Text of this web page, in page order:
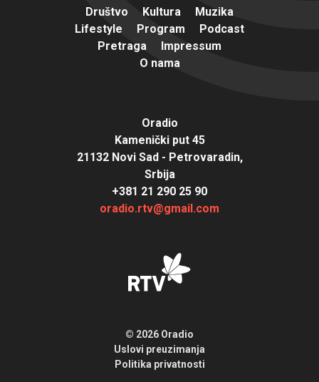
Društvo Kultura
Muzika
Lifestyle
Program
Podcast
Pretraga
Impressum
O nama
Oradio
Kamenički put 45
21132 Novi Sad - Petrovaradin,
Srbija
+381 21 290 25 90
oradio.rtv@gmail.com
© 2026 Oradio
Uslovi preuzimanja
Politika privatnosti